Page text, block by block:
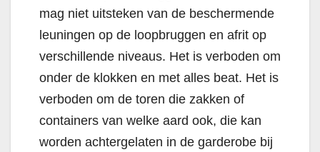
mag niet uitsteken van de beschermende
leuningen op de loopbruggen en afrit op
verschillende niveaus. Het is verboden om
onder de klokken en met alles beat. Het is
verboden om de toren die zakken of
containers van welke aard ook, die kan
worden achtergelaten in de garderobe bij